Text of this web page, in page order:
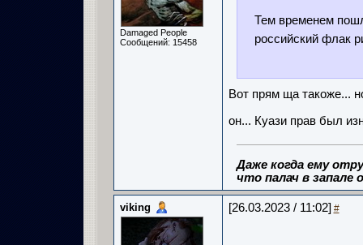
Damaged People
Сообщений: 15458
Тем временем
российский флак
Вот прям ща такоже...
он... Куази прав был
Даже когда ему
что палач в запале
viking [26.03.2023 / 11:02] #